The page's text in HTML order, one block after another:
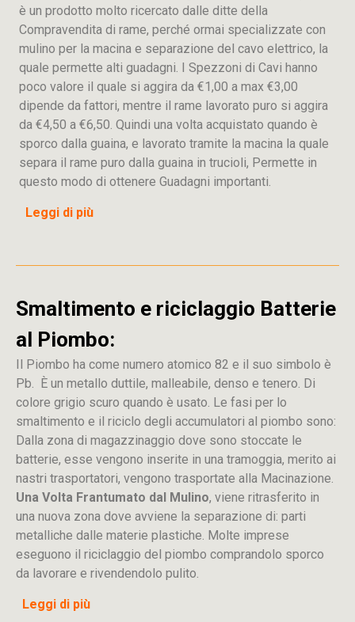
è un prodotto molto ricercato dalle ditte della
Compravendita di rame, perché ormai specializzate con
mulino per la macina e separazione del cavo elettrico, la
quale permette alti guadagni. I Spezzoni di Cavi hanno
poco valore il quale si aggira da €1,00 a max €3,00
dipende da fattori, mentre il rame lavorato puro si aggira
da €4,50 a €6,50. Quindi una volta acquistato quando è
sporco dalla guaina, e lavorato tramite la macina la quale
separa il rame puro dalla guaina in trucioli, Permette in
questo modo di ottenere Guadagni importanti.
Leggi di più
Smaltimento e riciclaggio Batterie
al Piombo:
Il Piombo ha come numero atomico 82 e il suo simbolo è
Pb. È un metallo duttile, malleabile, denso e tenero. Di
colore grigio scuro quando è usato. Le fasi per lo
smaltimento e il riciclo degli accumulatori al piombo sono:
Dalla zona di magazzinaggio dove sono stoccate le
batterie, esse vengono inserite in una tramoggia, merito ai
nastri trasportatori, vengono trasportate alla Macinazione.
Una Volta Frantumato dal Mulino, viene ritrasferito in
una nuova zona dove avviene la separazione di: parti
metalliche dalle materie plastiche. Molte imprese
eseguono il riciclaggio del piombo comprandolo sporco
da lavorare e rivendendolo pulito.
Leggi di più